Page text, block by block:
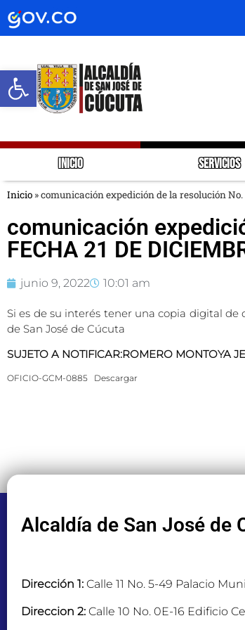
Abrir barra de
INICIO SERVICIOS
Inicio »comunicación expedición de la resolución No.
comunicación
FECHA 21 DE
junio 9, 2022 10:01 am
Si es de su interés tener una copia digital
de San José de Cúcuta
SUJETO A NOTIFICAR:ROMERO MONTOYA
OFICIO-GCM-0885 Descargar
Alcaldía de San José de
Dirección 1: Calle 11 No. 5-49 Palacio
Direccion 2: Calle 10 No. 0E-16 Edificio